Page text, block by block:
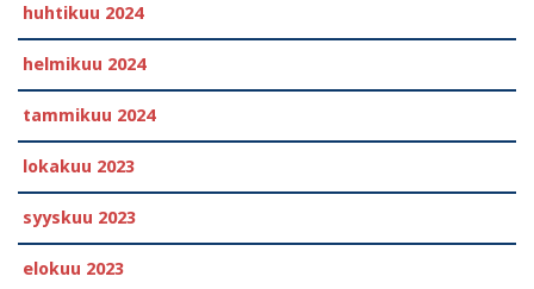
huhtikuu 2024
helmikuu 2024
tammikuu 2024
lokakuu 2023
syyskuu 2023
elokuu 2023